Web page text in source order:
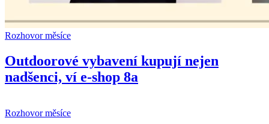
Rozhovor měsíce
Outdoorové vybavení kupují nejen
nadšenci, ví e-shop 8a
Rozhovor měsíce